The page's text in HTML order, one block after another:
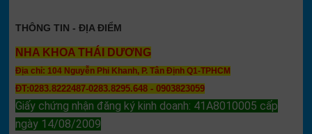
THÔNG TIN - ĐỊA ĐIỂM
NHA KHOA THÁI DƯƠNG
Địa chỉ: 104 Nguyễn Phi Khanh, P. Tân Định Q1-TPHCM
ĐT:0283.8222487-0283.8295.648 - 0903823059
Giấy chứng nhận đăng ký kinh doanh: 41A8010005 cấp
ngày 14/08/2009